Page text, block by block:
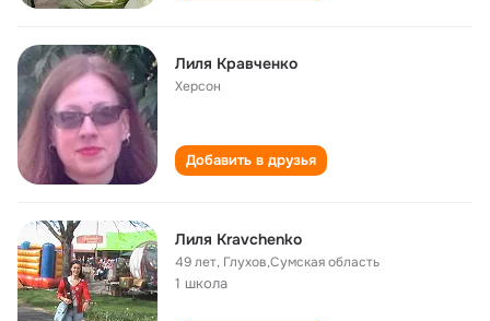
Лиля Кравченко
Херсон
Добавить в друзья
Лиля Kravchenko
49 лет, Глухов,Сумская область
1 школа